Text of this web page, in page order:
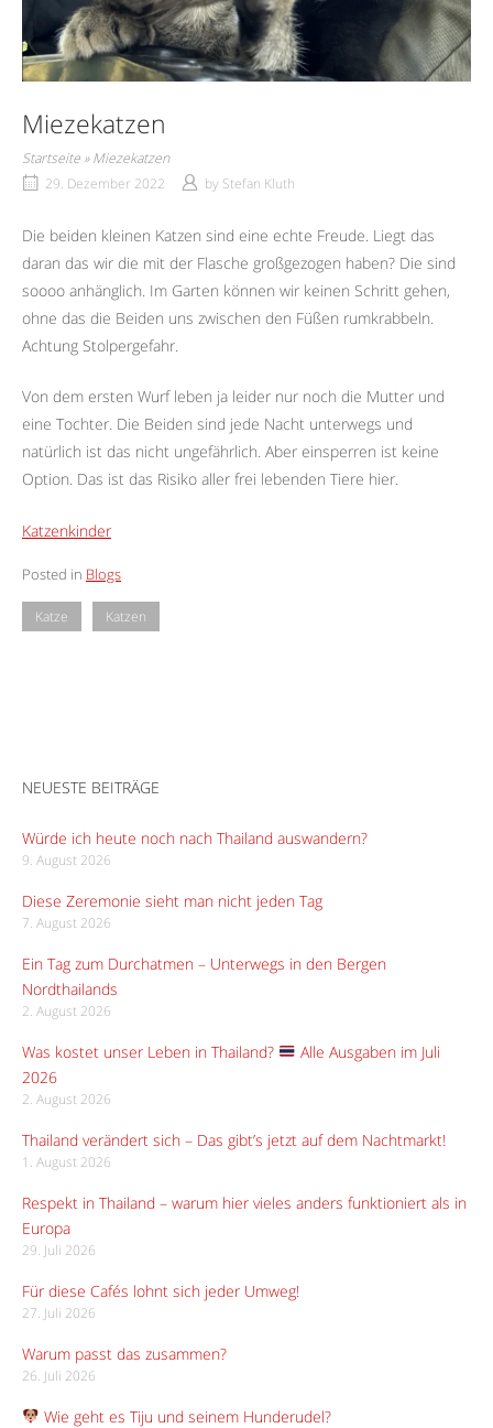
Miezekatzen
Startseite »Miezekatzen
29. Dezember 2022
by Stefan Kluth
Die beiden kleinen Katzen sind eine echte Freude. Liegt das
daran das wir die mit der Flasche großgezogen haben? Die sind
soooo anhänglich. Im Garten können wir keinen Schritt gehen,
ohne das die Beiden uns zwischen den Füßen rumkrabbeln.
Achtung Stolpergefahr.
Von dem ersten Wurf leben ja leider nur noch die Mutter und
eine Tochter. Die Beiden sind jede Nacht unterwegs und
natürlich ist das nicht ungefährlich. Aber einsperren ist keine
Option. Das ist das Risiko aller frei lebenden Tiere hier.
Katzenkinder
Posted in Blogs
Katze Katzen
NEUESTE BEITRÄGE
Würde ich heute noch nach Thailand auswandern?
9. August 2026
Diese Zeremonie sieht man nicht jeden Tag
7. August 2026
Ein Tag zum Durchatmen – Unterwegs in den Bergen
Nordthailands
2. August 2026
Was kostet unser Leben in Thailand?
Alle Ausgaben im Juli
2026
2. August 2026
Thailand verändert sich – Das gibt’s jetzt auf dem Nachtmarkt!
1. August 2026
Respekt in Thailand – warum hier vieles anders funktioniert als in
Europa
29. Juli 2026
Für diese Cafés lohnt sich jeder Umweg!
27. Juli 2026
Warum passt das zusammen?
26. Juli 2026
Wie geht es Tiju und seinem Hunderudel?